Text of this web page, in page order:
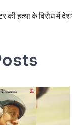
हत्या के विरोध में